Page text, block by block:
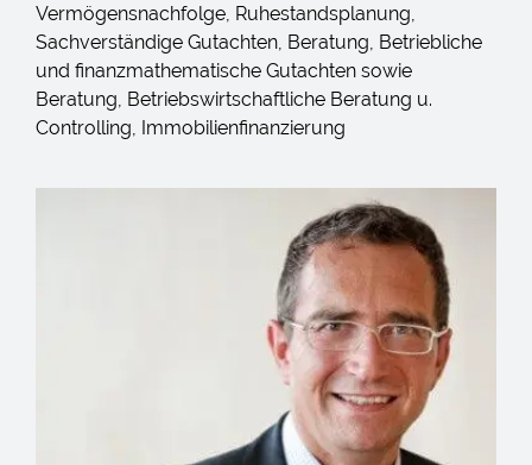
Vermögensnachfolge, Ruhestandsplanung,
Sachverständige Gutachten, Beratung, Betriebliche
und finanzmathematische Gutachten sowie
Beratung, Betriebswirtschaftliche Beratung u.
Controlling, Immobilienfinanzierung